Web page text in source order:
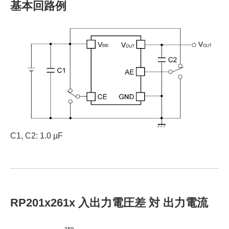
基本回路例
C1, C2: 1.0 µF
RP201x261x 入出力電圧差 対 出力電流